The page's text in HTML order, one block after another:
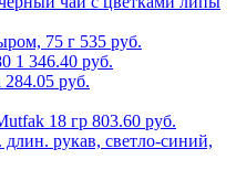
535 руб.
1 346.40 руб.
284.05 руб.
803.60 руб.